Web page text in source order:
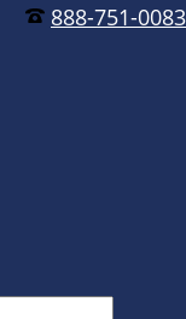
888-751-0083